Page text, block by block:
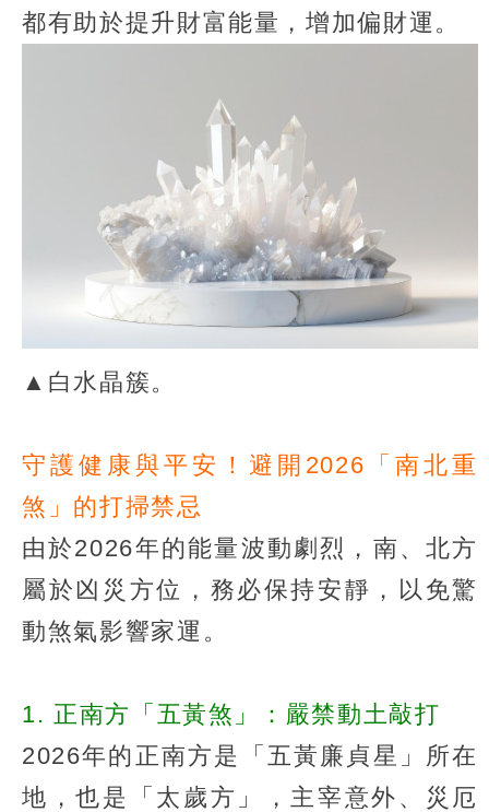
都有助於提升財富能量，增加偏財運。
▲白水晶簇。
守護健康與平安！避開2026「南北重
煞」的打掃禁忌
由於2026年的能量波動劇烈，南、北方
屬於凶災方位，務必保持安靜，以免驚
動煞氣影響家運。
1. 正南方「五黃煞」：嚴禁動土敲打
2026年的正南方是「五黃廉貞星」所在
地，也是「太歲方」，主宰意外、災厄